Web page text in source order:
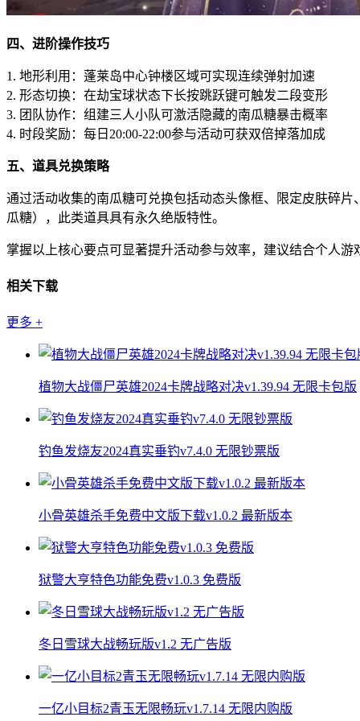
四、进阶操作技巧
1. 地形利用：蓬莱岛中心钟楼区域可实现连续弹射加速
2. 形态切换：在劫宝球状态下长按跳跃键可触发二段变形
3. 团队协作：组建三人小队可激活隐藏的南瓜糖暴击概率
4. 时段奖励：每日20:00-22:00参与活动可获双倍掉落加成
五、道具兑换策略
通过活动收集的南瓜糖可兑换包括动态头像框、限定皮肤碎
瓜糖），此类道具具有永久绝版特性。
掌握以上核心要点可显著提升活动参与效率，建议结合个人
相关下载
更多 +
植物大战僵尸英雄2024卡牌战略对决v1.39.94 无限卡包版
钓鱼发烧友2024真实垂钓v7.4.0 无限钞票版
小骨英雄杀手免费中文版下载v1.0.2 最新版本
狱警大亨特色功能免费v1.0.3 免费版
冬日雪球大战畅玩版v1.2 无广告版
一亿小目标2青玉无限畅玩v1.7.14 无限内购版